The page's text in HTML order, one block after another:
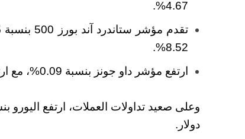
4.67%.
8.52%.
ارتفع مؤشر داو جونز بنسبة 0.09%، مع ارتفاع سهم سيلز فورس بنسبة 1.44%.
دولار.